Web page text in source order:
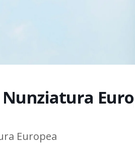
Europea